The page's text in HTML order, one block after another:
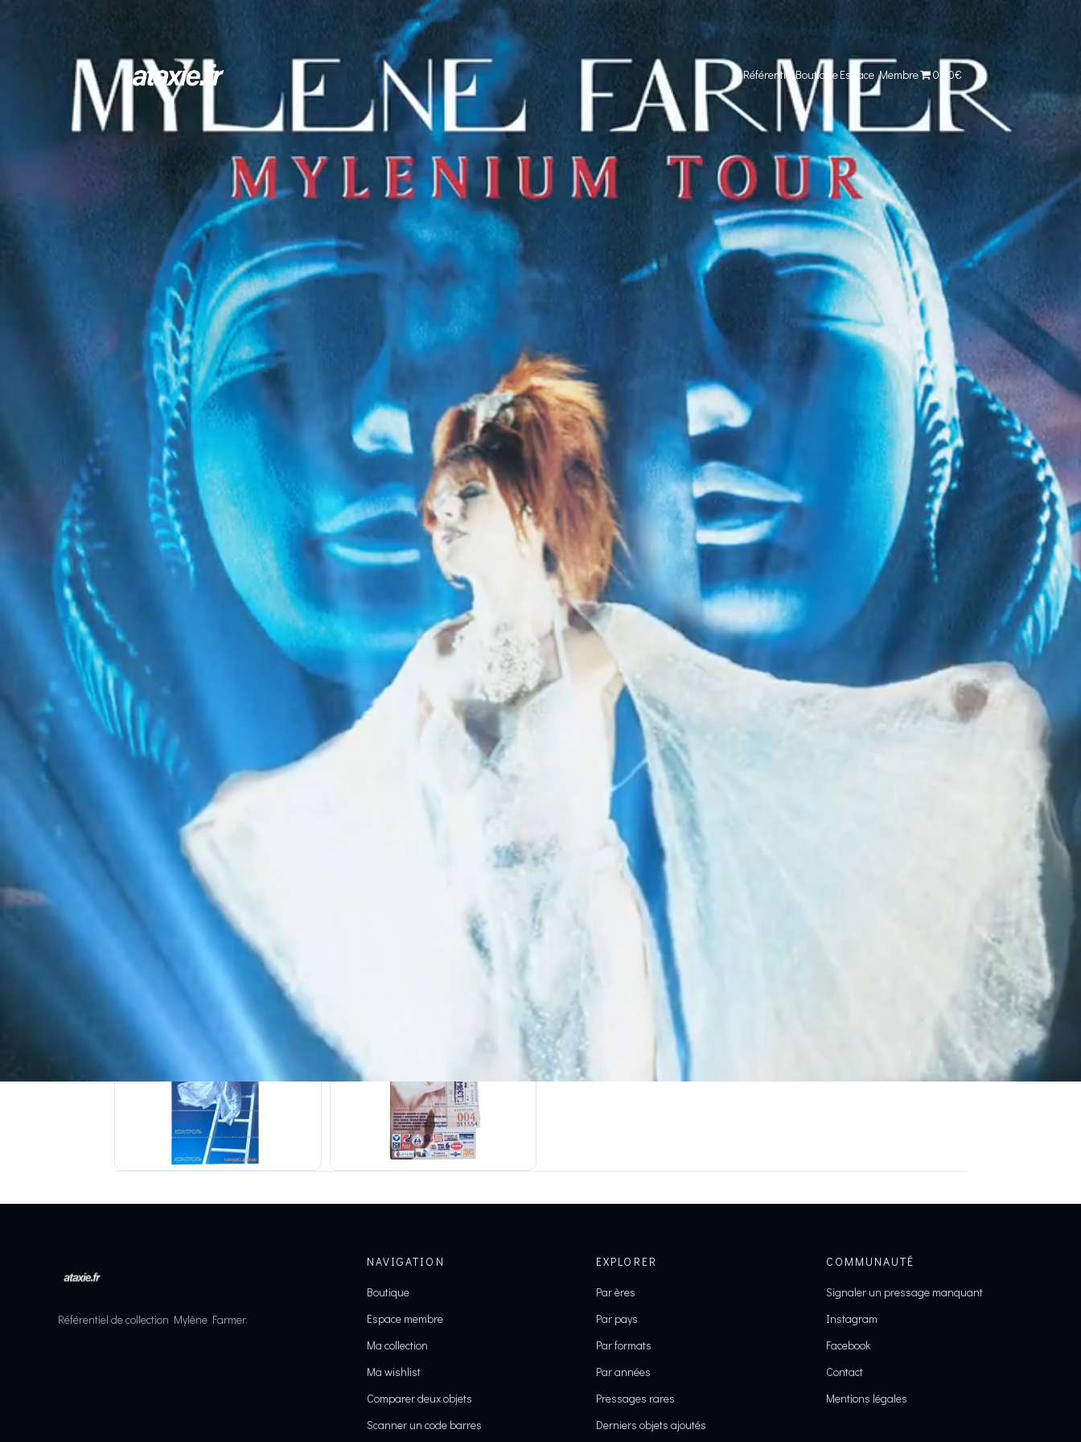
RéférentielBoutiqueEspace Membre 0,00€
← Retour Ajouter à ma collection Ajouter à ma wishlist Comparer cet objet Voir ma collection
TICKET SAINT
PETERSBOURG- MYLENIUM
TOUR – RUSSIE
Ère · Mylènium tour Projet · Mylenium Tour Matériel Pro 2000
Fiche technique
PAYS
Russie
Caractéristiques Matériel Pro
TYPE D’IMPRESSION
Papier, recto et verso
Ticket imprimé en recto verso pour Saint
Petersbourg en Russie, le verso est illustré
par une photo de l'époque d'anamorphosée.
Galerie photos
Référentiel de collection Mylène Farmer.
NAVIGATION
Boutique
Espace membre
Ma collection
Ma wishlist
Comparer deux objets
Scanner un code barres
EXPLORER
Par ères
Par pays
Par formats
Par années
Pressages rares
Derniers objets ajoutés
COMMUNAUTÉ
Signaler un pressage manquant
Instagram
Facebook
Contact
Mentions légales